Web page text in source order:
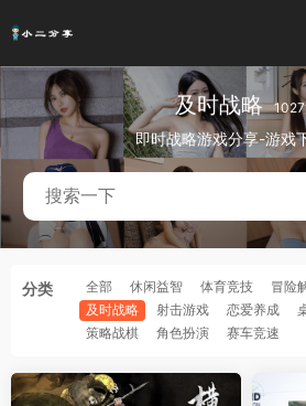
及时战略
即时战略游戏分享-游戏
分类 全部 休闲益智 体育竞技 冒险
及时战略
射击游戏 恋爱养成
策略战棋
角色扮演 赛车竞速